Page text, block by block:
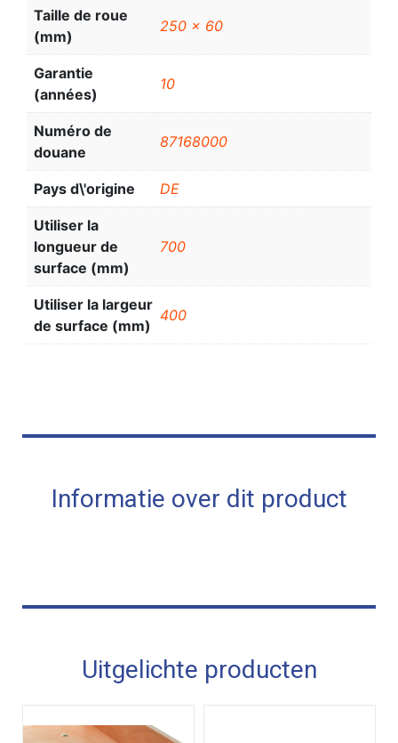
Taille de roue
(mm)
250 x 60
Garantie
(années)
10
Numéro de
douane
87168000
Pays d\'origine DE
Utiliser la
longueur de
surface (mm)
700
Utiliser la largeur
de surface (mm)
400
Informatie over dit product
Uitgelichte producten